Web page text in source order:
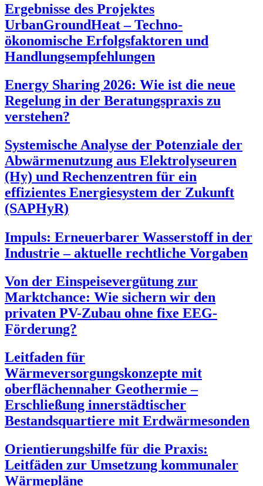
Ergebnisse des Projektes
UrbanGroundHeat – Techno-
ökonomische Erfolgsfaktoren und
Handlungsempfehlungen
Energy Sharing 2026: Wie ist die neue
Regelung in der Beratungspraxis zu
verstehen?
Systemische Analyse der Potenziale der
Abwärmenutzung aus Elektrolyseuren
(Hy) und Rechenzentren für ein
effizientes Energiesystem der Zukunft
(SAPHyR)
Impuls: Erneuerbarer Wasserstoff in der
Industrie – aktuelle rechtliche Vorgaben
Von der Einspeisevergütung zur
Marktchance: Wie sichern wir den
privaten PV-Zubau ohne fixe EEG-
Förderung?
Leitfaden für
Wärmeversorgungskonzepte mit
oberflächennaher Geothermie –
Erschließung innerstädtischer
Bestandsquartiere mit Erdwärmesonden
Orientierungshilfe für die Praxis:
Leitfäden zur Umsetzung kommunaler
Wärmepläne